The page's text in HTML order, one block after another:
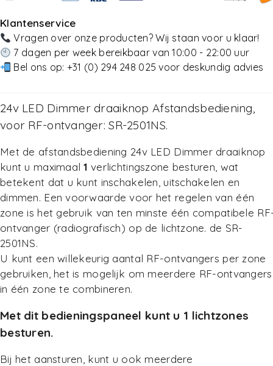
Klantenservice
Vragen over onze producten? Wij staan voor u klaar!
7 dagen per week bereikbaar van 10:00 - 22:00 uur
Bel ons op: +31 (0) 294 248 025 voor deskundig advies
24v LED Dimmer draaiknop Afstandsbediening,
voor RF-ontvanger: SR-2501NS.
Met de afstandsbediening 24v LED Dimmer draaiknop
kunt u maximaal1 verlichtingszone besturen, wat
betekent dat u kunt inschakelen, uitschakelen en
dimmen. Een voorwaarde voor het regelen van één
zone is het gebruik van ten minste één compatibele
ontvanger (radiografisch) op de lichtzone. de SR-
2501NS.
U kunt een willekeurig aantal RF-ontvangers per zone
gebruiken, het is mogelijk om meerdere RF-ontvangers
in één zone te combineren.
Met dit bedieningspaneel kunt u 1 lichtzones
besturen.
Bij het aansturen, kunt u ook meerdere